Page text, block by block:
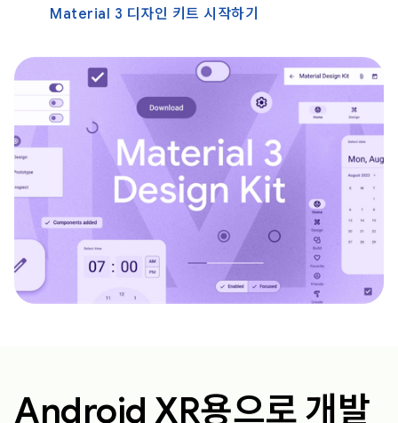
Material 3 디자인 키트 시작하기
Android XR용으로 개발